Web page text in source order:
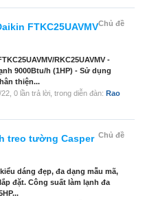
Chủ đề
FTKC25UAVMV
RKC25UAVMV -
9000Btu/h (1HP) - Sử dụng
thiện...
22 , 0 lần trả lời, trong diễn đàn: Rao
Chủ đề
treo tường Casper
dáng đẹp, đa dạng mẫu mã,
đặt. Công suất làm lạnh đa